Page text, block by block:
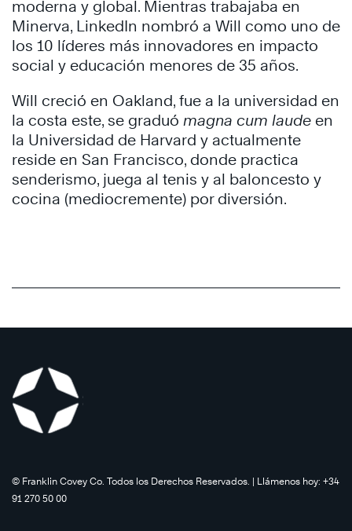
moderna y global. Mientras trabajaba en
Minerva, LinkedIn nombró a Will como uno de
los 10 líderes más innovadores en impacto
social y educación menores de 35 años.
Will creció en Oakland, fue a la universidad en
la costa este, se graduó magna cum laude en
la Universidad de Harvard y actualmente
reside en San Francisco, donde practica
senderismo, juega al tenis y al baloncesto y
cocina (mediocremente) por diversión.
©️ Franklin Covey Co. Todos los Derechos Reservados. | Llámenos hoy: +34
91 270 50 00